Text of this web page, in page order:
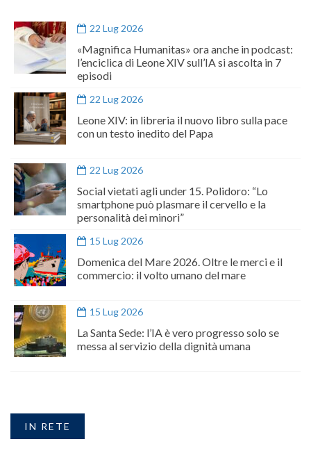
22 Lug 2026
«Magnifica Humanitas» ora anche in podcast:
l’enciclica di Leone XIV sull’IA si ascolta in 7
episodi
22 Lug 2026
Leone XIV: in libreria il nuovo libro sulla pace
con un testo inedito del Papa
22 Lug 2026
Social vietati agli under 15. Polidoro: “Lo
smartphone può plasmare il cervello e la
personalità dei minori”
15 Lug 2026
Domenica del Mare 2026. Oltre le merci e il
commercio: il volto umano del mare
15 Lug 2026
La Santa Sede: l’IA è vero progresso solo se
messa al servizio della dignità umana
IN RETE